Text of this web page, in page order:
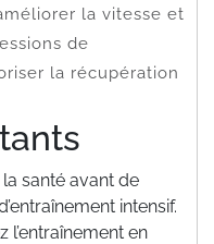
la vitesse et
de
la récupération
santé avant de
intensif.
en